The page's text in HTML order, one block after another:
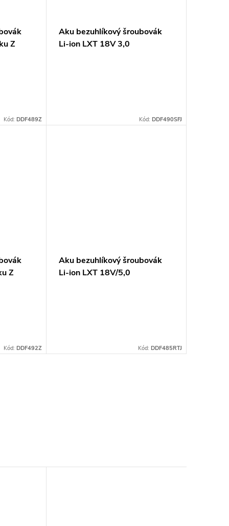
Z
Kód: DDF489Z
Aku bezuhlíkový šroubovák
Li-ion LXT 18V 3,0
Kód: DDF490SFJ
Z
Kód: DDF492Z
Aku bezuhlíkový šroubovák
Li-ion LXT 18V/5,0
Kód: DDF485RTJ